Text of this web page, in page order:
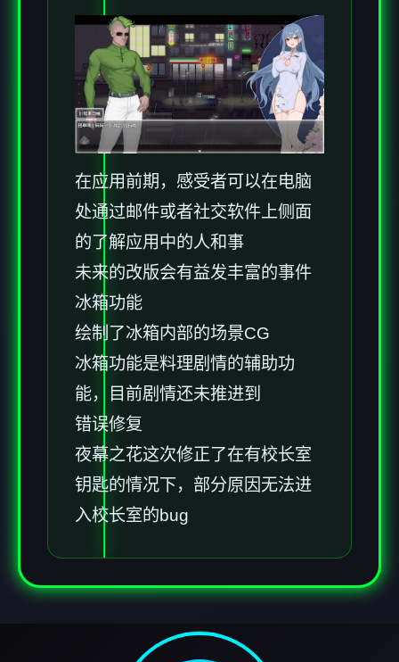
在应用前期，感受者可以在电脑
处通过邮件或者社交软件上侧面
的了解应用中的人和事
未来的改版会有益发丰富的事件
冰箱功能
绘制了冰箱内部的场景CG
冰箱功能是料理剧情的辅助功
能，目前剧情还未推进到
错误修复
夜幕之花这次修正了在有校长室
钥匙的情况下，部分原因无法进
入校长室的bug